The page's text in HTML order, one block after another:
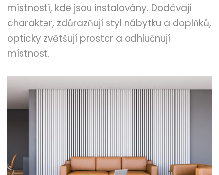
místností, kde jsou instalovány. Dodávají
charakter, zdůrazňují styl nábytku a doplňků,
opticky zvětšují prostor a odhlučnují
místnost.